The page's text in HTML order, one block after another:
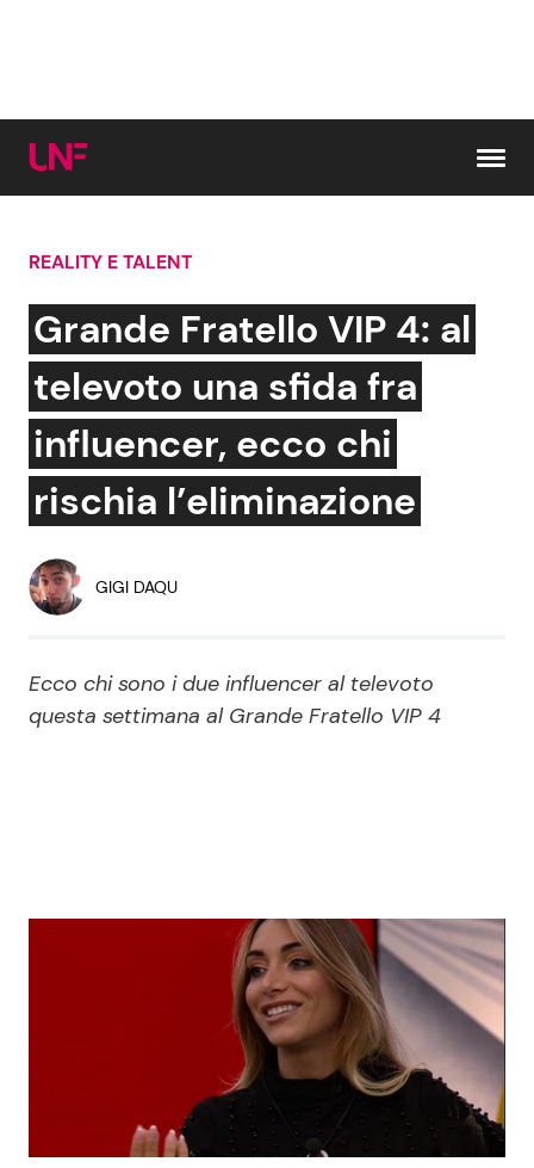
Cerca:
News e Cronaca
Attualità Italiana
Dal Mondo
Economia
Persone Scomparse
Politica
Gossip e TV
Bellezze VIP
Coppie VIP
Reality e Talent
Benessere Cucina e Ricette
REALITY E TALENT
Grande Fratello VIP 4: al
televoto una sfida fra
influencer, ecco chi
rischia l’eliminazione
GIGI DAQU
Ecco chi sono i due influencer al televoto
questa settimana al Grande Fratello VIP 4